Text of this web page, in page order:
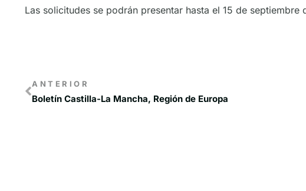
Las solicitudes se podrán presentar hasta el 15 de septiembre
ANTERIOR
Boletín Castilla-La Mancha, Región de Europa